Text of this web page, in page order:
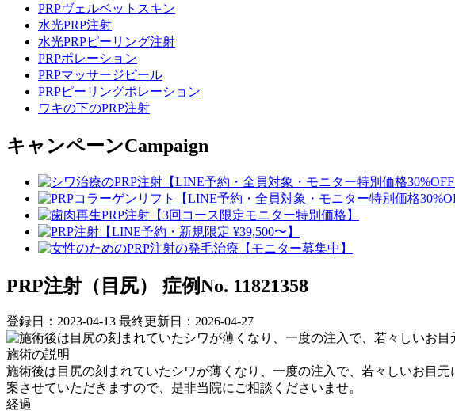
PRPヴェルベットスキン
水光PRP注射
水光PRPピーリング注射
PRPポレーション
PRPマッサージピール
PRPピーリングポレーション
ワキの下のPRP注射
キャンペーンCampaign
PRP注射（目尻） 症例No. 11821358
登録日：2023-04-13 最終更新日：2026-04-27
施術の説明
施術後は目尻の刻まれていたシワが薄くなり、一度の注入で、若々しいお目
案させていただきますので、是非当院にご相談くださいませ。
経過